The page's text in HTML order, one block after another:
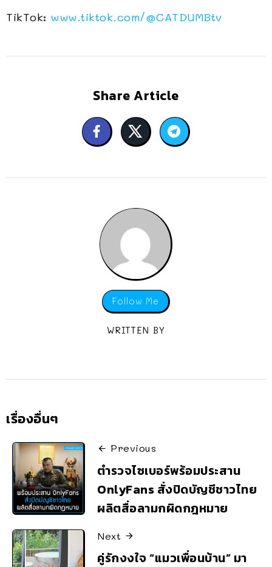
TikTok: www.tiktok.com/@CATDUMBtv
Share Article
Follow Me
WRITTEN BY
เรื่องอื่นๆ
Previous
ตำรวจไซเบอร์พร้อมประสาน
OnlyFans สั่งปิดบัญชีชาวไทย
ผลิตสื่อลามกผิดกฎหมาย
Next
คู่รักงงใจ “แมวเพื่อนบ้าน” มา